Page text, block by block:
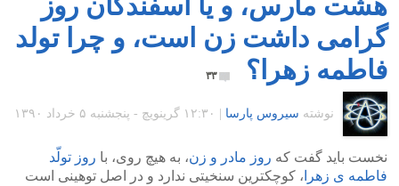
گرامی داشت زن است، و چرا تولد
فاطمه زهرا؟
۳۳
نوشته سیروس پارسا ۱۲:۳۰ گرينويچ - پنجشنبه ۵ خرداد ۱۳۹۰
نخست باید گفت که روز مادر و زن، به هیچ روی، با روز تولّد
فاطمه ی زهرا ، کوچکترین سنخیتی ندارد و در اصل توهینی است